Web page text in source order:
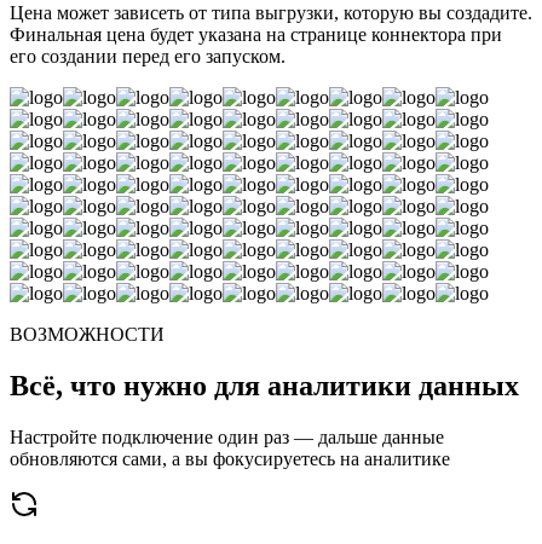
Цена может зависеть от типа выгрузки, которую вы создадите.
Финальная цена будет указана на странице коннектора при
его создании перед его запуском.
ВОЗМОЖНОСТИ
Всё, что нужно для аналитики данных
Настройте подключение один раз — дальше данные
обновляются сами, а вы фокусируетесь на аналитике